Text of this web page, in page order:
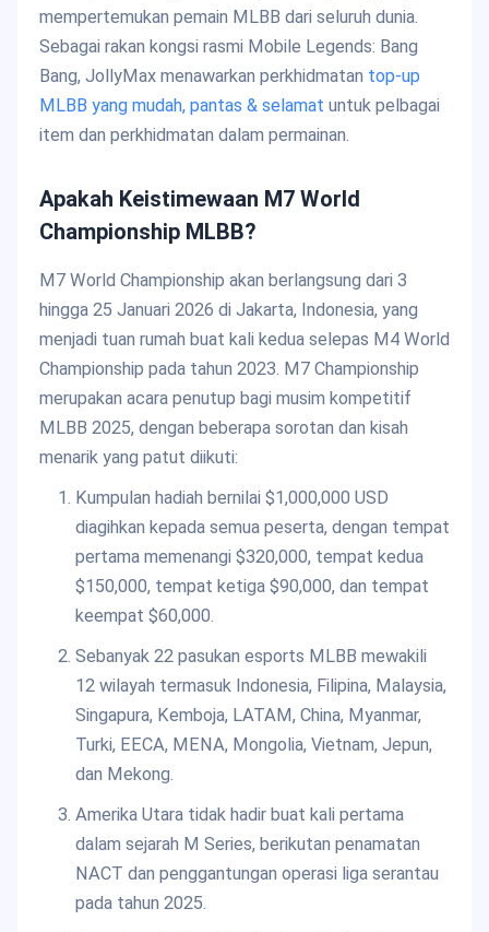
mempertemukan pemain MLBB dari seluruh dunia.
Sebagai rakan kongsi rasmi Mobile Legends: Bang
Bang, JollyMax menawarkan perkhidmatan top-up
MLBB yang mudah, pantas & selamat untuk pelbagai
item dan perkhidmatan dalam permainan.
Apakah Keistimewaan M7 World
Championship MLBB?
M7 World Championship akan berlangsung dari 3
hingga 25 Januari 2026 di Jakarta, Indonesia, yang
menjadi tuan rumah buat kali kedua selepas M4 World
Championship pada tahun 2023. M7 Championship
merupakan acara penutup bagi musim kompetitif
MLBB 2025, dengan beberapa sorotan dan kisah
menarik yang patut diikuti:
Kumpulan hadiah bernilai $1,000,000 USD
diagihkan kepada semua peserta, dengan tempat
pertama memenangi $320,000, tempat kedua
$150,000, tempat ketiga $90,000, dan tempat
keempat $60,000.
Sebanyak 22 pasukan esports MLBB mewakili
12 wilayah termasuk Indonesia, Filipina, Malaysia,
Singapura, Kemboja, LATAM, China, Myanmar,
Turki, EECA, MENA, Mongolia, Vietnam, Jepun,
dan Mekong.
Amerika Utara tidak hadir buat kali pertama
dalam sejarah M Series, berikutan penamatan
NACT dan penggantungan operasi liga serantau
pada tahun 2025.